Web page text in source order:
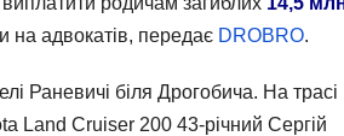
на адвокатів, передає DROBRO.
Раневичі біля Дрогобича. На трасі
Land Cruiser 200 43-річний Сергій